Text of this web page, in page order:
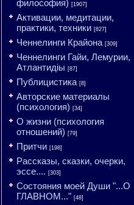
философия) [1907]
Активации, медитации,
практики, техники [827]
Ченнелинги Крайона [309]
Ченнелинги Гайи, Лемурии,
Атлантидіы [87]
Публицистика [8]
Авторские материалы
(психология) [34]
О жизни (психология
отношений) [79]
Притчи [198]
Рассказы, сказки, очерки,
эссе.... [303]
Состояния моей Души "...О
ГЛАВНОМ..." [48]